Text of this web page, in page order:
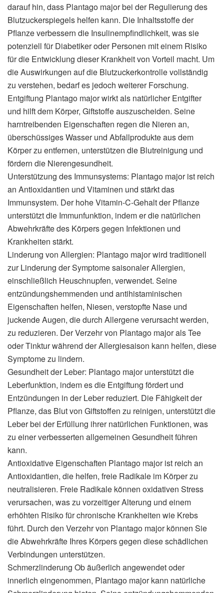
darauf hin, dass Plantago major bei der Regulierung des
Blutzuckerspiegels helfen kann. Die Inhaltsstoffe der
Pflanze verbessern die Insulinempfindlichkeit, was sie
potenziell für Diabetiker oder Personen mit einem Risiko
für die Entwicklung dieser Krankheit von Vorteil macht. Um
die Auswirkungen auf die Blutzuckerkontrolle vollständig
zu verstehen, bedarf es jedoch weiterer Forschung.
Entgiftung Plantago major wirkt als natürlicher Entgifter
und hilft dem Körper, Giftstoffe auszuscheiden. Seine
harntreibenden Eigenschaften regen die Nieren an,
überschüssiges Wasser und Abfallprodukte aus dem
Körper zu entfernen, unterstützen die Blutreinigung und
fördern die Nierengesundheit.
Unterstützung des Immunsystems: Plantago major ist reich
an Antioxidantien und Vitaminen und stärkt das
Immunsystem. Der hohe Vitamin-C-Gehalt der Pflanze
unterstützt die Immunfunktion, indem er die natürlichen
Abwehrkräfte des Körpers gegen Infektionen und
Krankheiten stärkt.
Linderung von Allergien: Plantago major wird traditionell
zur Linderung der Symptome saisonaler Allergien,
einschließlich Heuschnupfen, verwendet. Seine
entzündungshemmenden und antihistaminischen
Eigenschaften helfen, Niesen, verstopfte Nase und
juckende Augen, die durch Allergene verursacht werden,
zu reduzieren. Der Verzehr von Plantago major als Tee
oder Tinktur während der Allergiesaison kann helfen, diese
Symptome zu lindern.
Gesundheit der Leber: Plantago major unterstützt die
Leberfunktion, indem es die Entgiftung fördert und
Entzündungen in der Leber reduziert. Die Fähigkeit der
Pflanze, das Blut von Giftstoffen zu reinigen, unterstützt die
Leber bei der Erfüllung ihrer natürlichen Funktionen, was
zu einer verbesserten allgemeinen Gesundheit führen
kann.
Antioxidative Eigenschaften Plantago major ist reich an
Antioxidantien, die helfen, freie Radikale im Körper zu
neutralisieren. Freie Radikale können oxidativen Stress
verursachen, was zu vorzeitiger Alterung und einem
erhöhten Risiko für chronische Krankheiten wie Krebs
führt. Durch den Verzehr von Plantago major können Sie
die Abwehrkräfte Ihres Körpers gegen diese schädlichen
Verbindungen unterstützen.
Schmerzlinderung Ob äußerlich angewendet oder
innerlich eingenommen, Plantago major kann natürliche